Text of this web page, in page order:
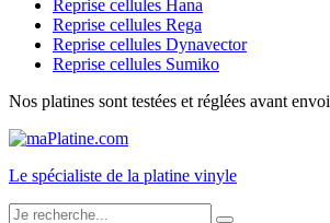
Reprise cellules Hana
Reprise cellules Rega
Reprise cellules Dynavector
Reprise cellules Sumiko
Nos platines sont testées et réglées avant envoi
Le spécialiste de la platine vinyle